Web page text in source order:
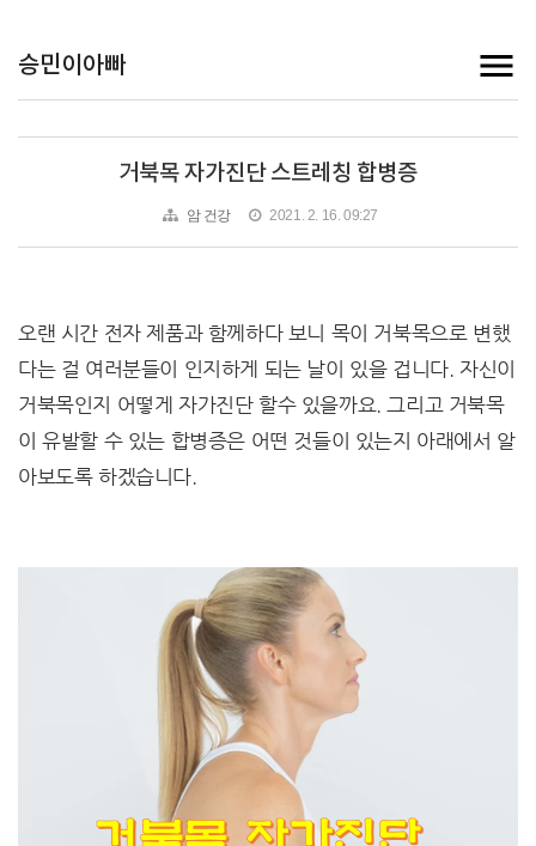
승민이아빠
거북목 자가진단 스트레칭 합병증
암 건강 2021. 2. 16. 09:27
오랜 시간 전자 제품과 함께하다 보니 목이 거북목으로 변했
다는 걸 여러분들이 인지하게 되는 날이 있을 겁니다. 자신이
거북목인지 어떻게 자가진단 할수 있을까요. 그리고 거북목
이 유발할 수 있는 합병증은 어떤 것들이 있는지 아래에서 알
아보도록 하겠습니다.